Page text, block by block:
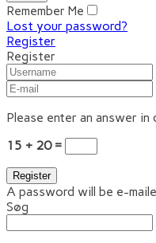
Remember Me
Lost your password?
Register
Register
Please enter an answer in
15 + 20 =
A password will be e-
Søg